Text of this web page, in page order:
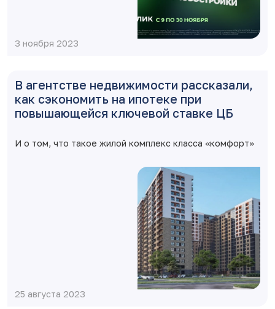
3 ноября 2023
В агентстве недвижимости рассказали,
как сэкономить на ипотеке при
повышающейся ключевой ставке ЦБ
И о том, что такое жилой комплекс класса «комфорт»
25 августа 2023